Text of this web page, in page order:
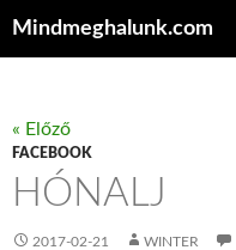
Mindmeghalunk.com
« Előző
FACEBOOK
HÓNALJ
2017-02-21 WINTER